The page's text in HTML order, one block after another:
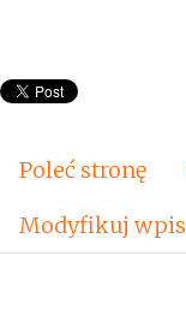
Poleć stronę
Modyfikuj wpis